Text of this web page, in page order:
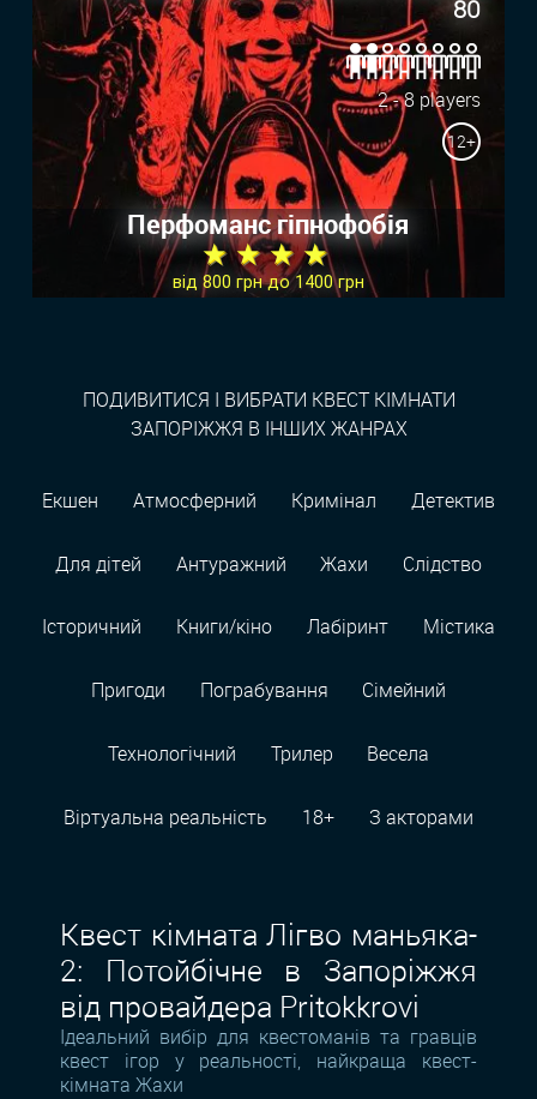
80
2 - 8 players
12+
Перфоманс гіпнофобія
★ ★ ★ ★
від 800 грн до 1400 грн
ПОДИВИТИСЯ І ВИБРАТИ КВЕСТ КІМНАТИ
ЗАПОРІЖЖЯ В ІНШИХ ЖАНРАХ
Екшен Атмосферний Кримінал Детектив
Для дітей Антуражний Жахи Слідство
Історичний Книги/кіно Лабіринт Містика
Пригоди Пограбування Сімейний
Технологiчний Трилер Весела
Віртуальна реальність 18+ З акторами
Квест кімната Лігво маньяка-
2: Потойбічне в Запоріжжя
від провайдера Pritokkrovi
Ідеальний вибір для квестоманів та гравців
квест ігор у реальності, найкраща квест-
кімната Жахи